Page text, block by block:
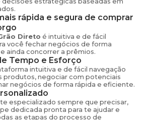
rápida e segura de comprar
Direto é intuitiva e de fácil
você fechar negócios de forma
ainda concorrer a prêmios.
Tempo e Esforço
intuitiva e de fácil navegação
produtos, negociar com potenciais
negócios de forma rápida e eficiente.
especializado sempre que precisar,
dedicada pronta para te ajudar e
as etapas do processo de